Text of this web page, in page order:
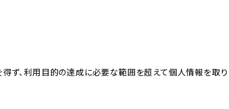
ず、利用目的の達成に必要な範囲を超えて個人情報を取り